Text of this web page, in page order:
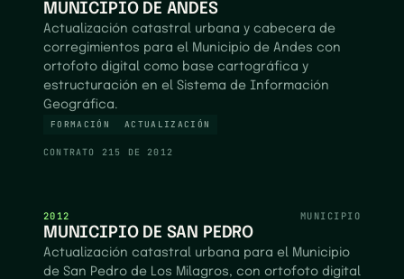
MUNICIPIO DE ANDES
Actualización catastral urbana y cabecera de
corregimientos para el Municipio de Andes con
ortofoto digital como base cartográfica y
estructuración en el Sistema de Información
Geográfica.
FORMACIÓN ACTUALIZACIÓN
CONTRATO 215 DE 2012
2012 MUNICIPIO
MUNICIPIO DE SAN PEDRO
Actualización catastral urbana para el Municipio
de San Pedro de Los Milagros, con ortofoto digital